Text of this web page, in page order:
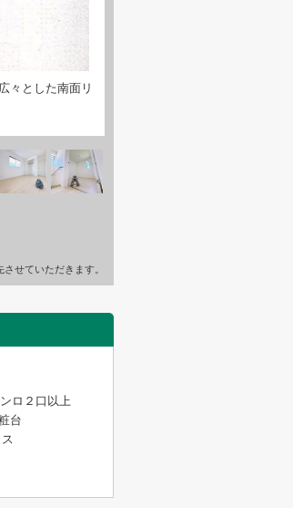
々とした南面リ
せていただきます。
ロ２口以上
台